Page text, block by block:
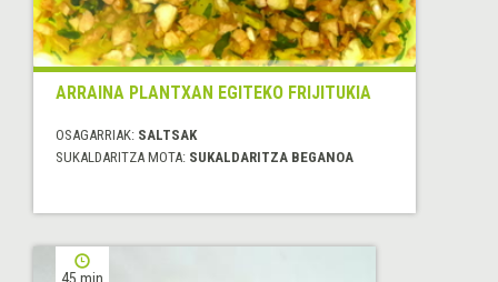
ARRAINA PLANTXAN EGITEKO FRIJITUKIA
OSAGARRIAK: SALTSAK
SUKALDARITZA MOTA: SUKALDARITZA BEGANOA